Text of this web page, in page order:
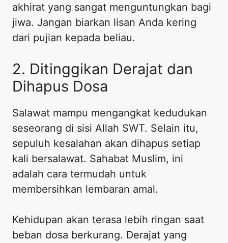
akhirat yang sangat menguntungkan bagi
jiwa. Jangan biarkan lisan Anda kering
dari pujian kepada beliau.
2. Ditinggikan Derajat dan
Dihapus Dosa
Salawat mampu mengangkat kedudukan
seseorang di sisi Allah SWT. Selain itu,
sepuluh kesalahan akan dihapus setiap
kali bersalawat. Sahabat Muslim, ini
adalah cara termudah untuk
membersihkan lembaran amal.
Kehidupan akan terasa lebih ringan saat
beban dosa berkurang. Derajat yang